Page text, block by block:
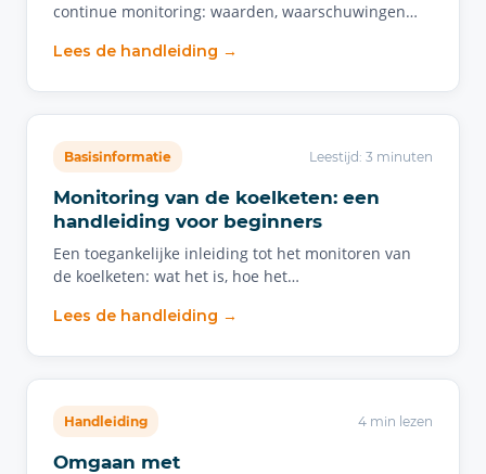
continue monitoring: waarden, waarschuwingen…
Lees de handleiding →
Basisinformatie Leestijd: 3 minuten
Monitoring van de koelketen: een
handleiding voor beginners
Een toegankelijke inleiding tot het monitoren van
de koelketen: wat het is, hoe het…
Lees de handleiding →
Handleiding 4 min lezen
Omgaan met